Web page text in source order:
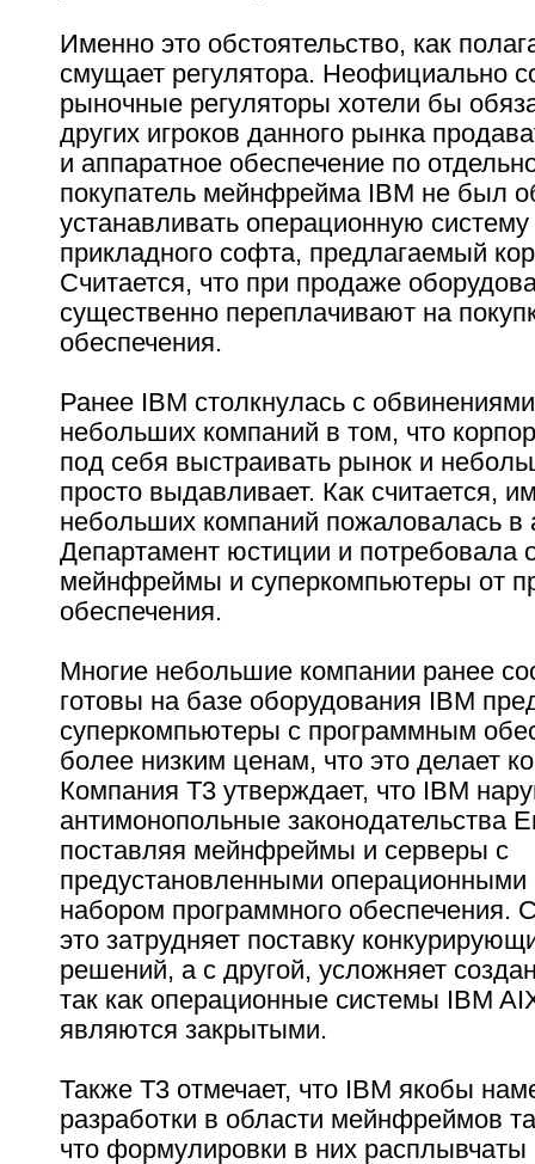
Именно это обстоятельство, как
смущает регулятора. Неофициально
рыночные регуляторы хотели бы
других игроков данного рынка
и аппаратное обеспечение по
покупатель мейнфрейма IBM не был
устанавливать операционную
прикладного софта, предлагаемый
Считается, что при продаже
существенно переплачивают на
обеспечения.
Ранее IBM столкнулась с
небольших компаний в том, что
под себя выстраивать рынок и
просто выдавливает. Как считается,
небольших компаний пожаловалась в
Департамент юстиции и потребовала
мейнфреймы и суперкомпьютеры от
обеспечения.
Многие небольшие компании ранее
готовы на базе оборудования IBM
суперкомпьютеры с программным
более низким ценам, что это делает
Компания T3 утверждает, что IBM
антимонопольные
поставляя мейнфреймы и серверы с
предустановленными операционными
набором программного обеспечения.
это затрудняет поставку
решений, а с другой, усложняет
так как операционные системы IBM
являются закрытыми.
Также T3 отмечает, что IBM якобы
разработки в области мейнфреймов
что формулировки в них